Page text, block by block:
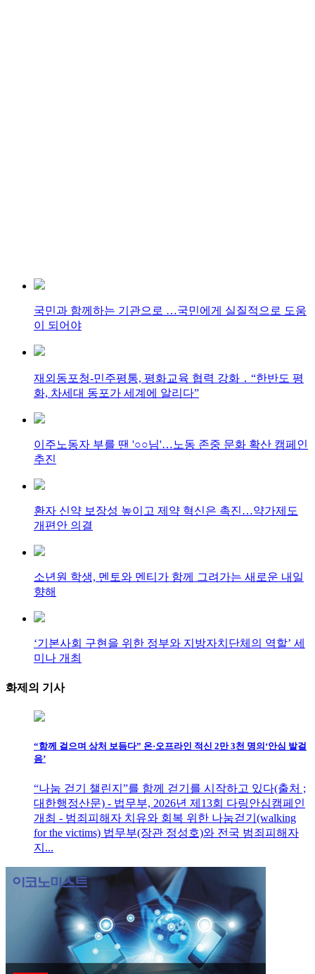
국민과 함께하는 기관으로 …국민에게 실질적으로 도움
이 되어야
재외동포청-민주평통, 평화교육 협력 강화 ․ “한반도 평
화, 차세대 동포가 세계에 알리다”
이주노동자 부를 땐 '○○님'…노동 존중 문화 확산 캠페인
추진
환자 신약 보장성 높이고 제약 혁신은 촉진…약가제도
개편안 의결
소년원 학생, 멘토와 멘티가 함께 그려가는 새로운 내일
향해
‘기본사회 구현을 위한 정부와 지방자치단체의 역할’ 세
미나 개최
화제의 기사
“함께 걸으며 상처 보듬다” 온·오프라인 적신 2만 3천 명의‘안심 발걸
음’
“나눔 걷기 챌린지”를 함께 걷기를 시작하고 있다(출처 ;
대한행정산문) - 법무부, 2026년 제13회 다링안심캠페인
개최 - 범죄피해자 치유와 회복 위한 나눔걷기(walking
for the victims) 법무부(장관 정성호)와 전국 범죄피해자
지...